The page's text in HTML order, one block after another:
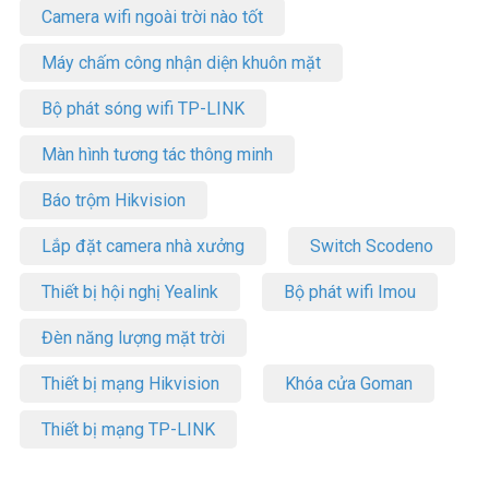
Camera wifi ngoài trời nào tốt
Máy chấm công nhận diện khuôn mặt
Bộ phát sóng wifi TP-LINK
Màn hình tương tác thông minh
Báo trộm Hikvision
Lắp đặt camera nhà xưởng Switch Scodeno
Thiết bị hội nghị Yealink Bộ phát wifi Imou
Đèn năng lượng mặt trời
Thiết bị mạng Hikvision Khóa cửa Goman
Thiết bị mạng TP-LINK